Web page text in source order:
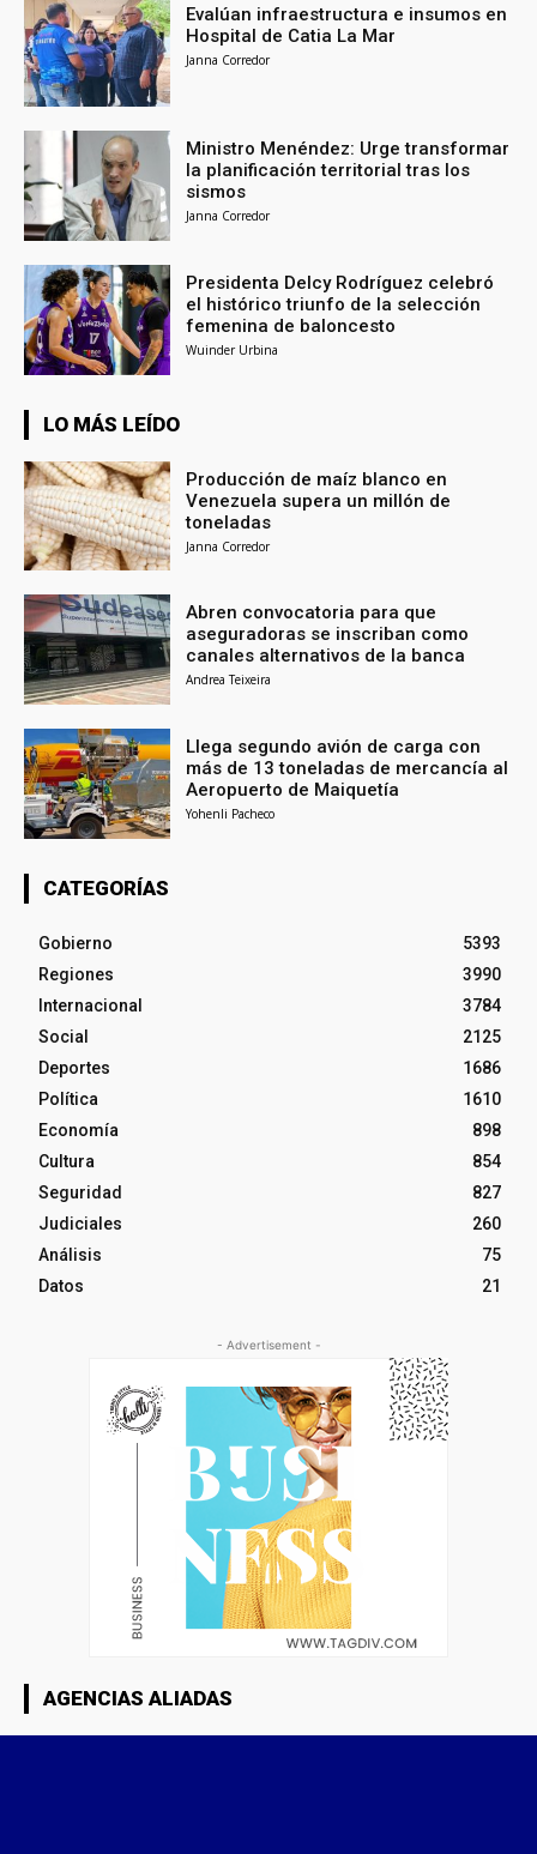
Evalúan infraestructura e insumos en
Hospital de Catia La Mar
Janna Corredor
Ministro Menéndez: Urge transformar
la planificación territorial tras los
sismos
Janna Corredor
Presidenta Delcy Rodríguez celebró
el histórico triunfo de la selección
femenina de baloncesto
Wuinder Urbina
LO MÁS LEÍDO
Producción de maíz blanco en
Venezuela supera un millón de
toneladas
Janna Corredor
Abren convocatoria para que
aseguradoras se inscriban como
canales alternativos de la banca
Andrea Teixeira
Llega segundo avión de carga con
más de 13 toneladas de mercancía al
Aeropuerto de Maiquetía
Yohenli Pacheco
CATEGORÍAS
Gobierno
5393
Regiones
3990
Internacional
3784
Social
2125
Deportes
1686
Política
1610
Economía
898
Cultura
854
Seguridad
827
Judiciales
260
Análisis
75
Datos
21
- Advertisement -
AGENCIAS ALIADAS